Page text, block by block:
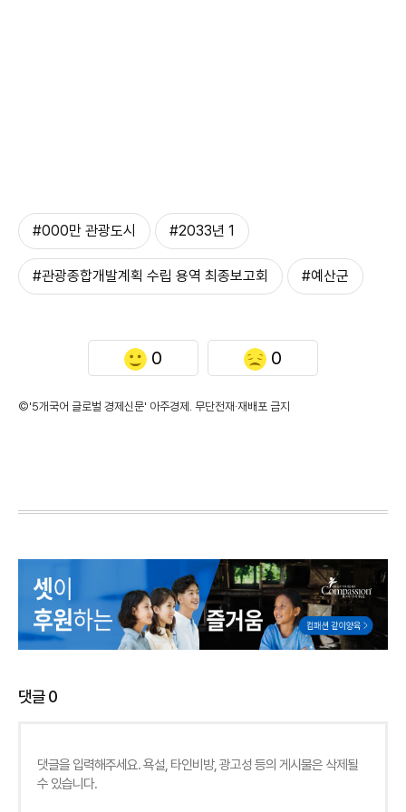
#000만 관광도시 #2033년 1
#관광종합개발계획 수립 용역 최종보고회 #예산군
0 0
©'5개국어 글로벌 경제신문' 아주경제. 무단전재·재배포 금지
댓글0